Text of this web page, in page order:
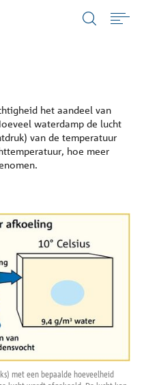
het aandeel van
waterdamp de lucht
van de temperatuur
hoe meer
met een bepaalde hoeveelheid